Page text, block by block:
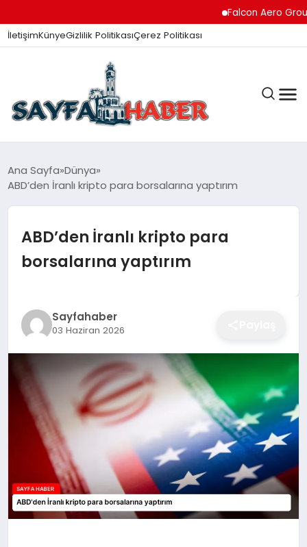
Falcon Aero Group,
İletişimKünyeGizlilik PolitikasıÇerez Politikası
ANA SAYFA
İZMIR HABERLERI
EĞITIM
EKONOMI
SAĞLIK
Ana Sayfa Dünya
ABD’den İranlı kripto para borsalarına yaptırım
ABD’den İranlı kripto para
borsalarına yaptırım
Sayfahaber
03 Haziran 2026